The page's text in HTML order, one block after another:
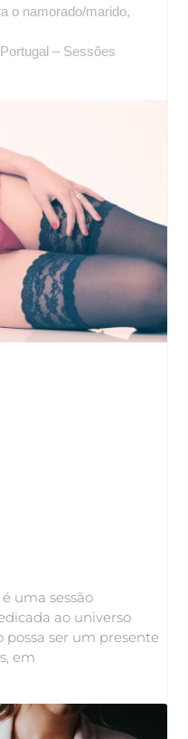
o namorado/marido,
– Sessões
uma sessão
ao universo
ser um presente
em